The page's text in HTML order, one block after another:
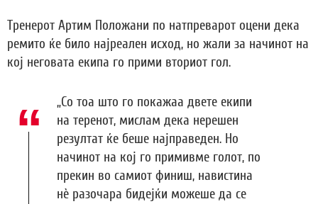
Тренерот Артим Положани по натпреварот оцени дека
ремито ќе било најреален исход, но жали за начинот на
кој неговата екипа го прими вториот гол.
„Со тоа што го покажаа двете екипи
на теренот, мислам дека нерешен
резултат ќе беше најправеден. Но
начинот на кој го примивме голот, по
прекин во самиот финиш, навистина
нè разочара бидејќи можеше да се